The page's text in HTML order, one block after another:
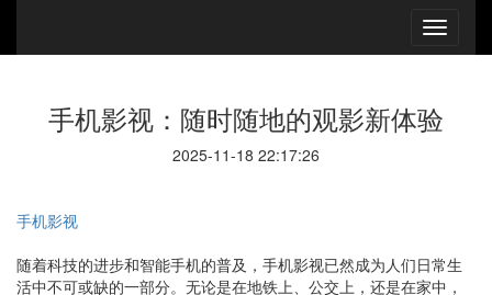
手机影视：随时随地的观影新体验
2025-11-18 22:17:26
手机影视
随着科技的进步和智能手机的普及，手机影视已然成为人们日常生
活中不可或缺的一部分。无论是在地铁上、公交上，还是在家中，